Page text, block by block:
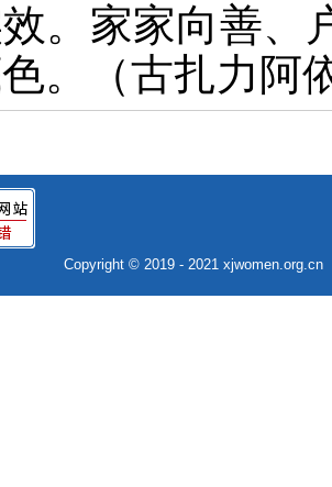
。家家向善、
。（古扎力阿
Copyright © 2019 - 2021